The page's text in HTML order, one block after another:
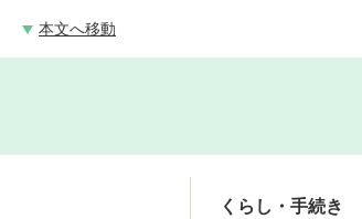
本文へ移動
くらし・手続き